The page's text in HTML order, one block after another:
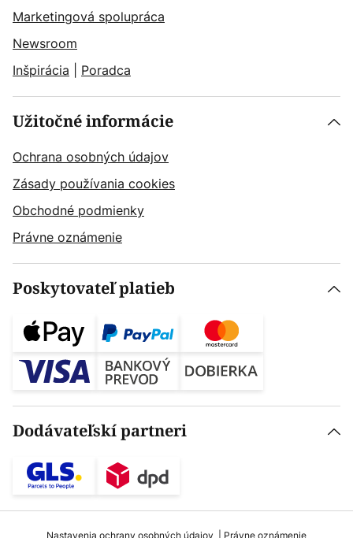
Marketingová spolupráca
Newsroom
Inšpirácia
Poradca
Užitočné informácie
Ochrana osobných údajov
Zásady používania cookies
Obchodné podmienky
Právne oznámenie
Poskytovateľ platieb
Dodávateľskí partneri
Nastavenia ochrany osobných údajov Právne oznámenie